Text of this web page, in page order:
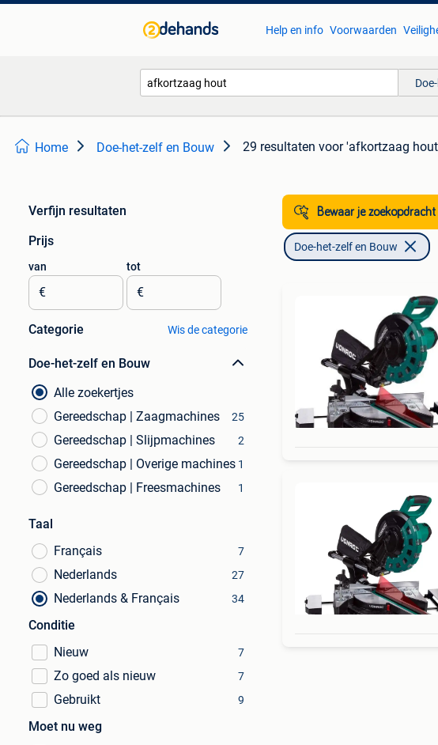
Help en info Voorwaarden
Home Doe-het-zelf en Bouw 29 resultaten voor 'afkortzaag
Verfijn resultaten
Prijs
van
€
tot
€
Categorie Wis de categorie
Doe-het-zelf en Bouw
Alle zoekertjes
Gereedschap | Zaagmachines
25
Gereedschap | Slijpmachines 2
Gereedschap | Overige machines 1
Gereedschap | Freesmachines 1
Taal
Français
7
Nederlands 27
Nederlands & Français 34
Conditie
Nieuw
7
Zo goed als nieuw 7
Gebruikt 9
Moet nu weg
Bewaar je zoekopdracht
Doe-het-zelf en Bouw